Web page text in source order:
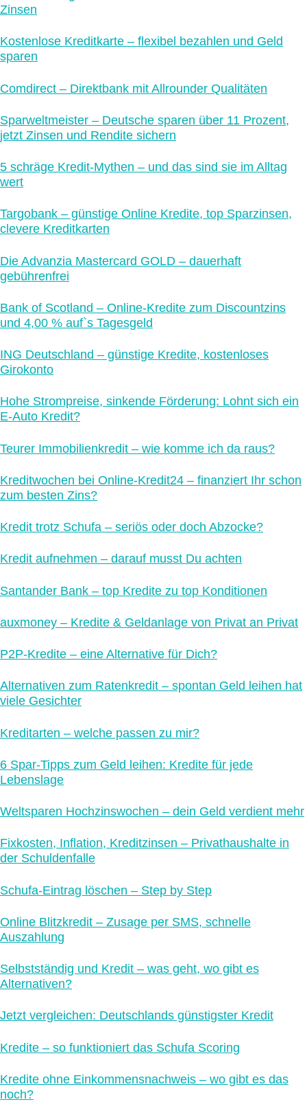
Zinsen
Kostenlose Kreditkarte – flexibel bezahlen und Geld
sparen
Comdirect – Direktbank mit Allrounder Qualitäten
Sparweltmeister – Deutsche sparen über 11 Prozent,
jetzt Zinsen und Rendite sichern
5 schräge Kredit-Mythen – und das sind sie im Alltag
wert
Targobank – günstige Online Kredite, top Sparzinsen,
clevere Kreditkarten
Die Advanzia Mastercard GOLD – dauerhaft
gebührenfrei
Bank of Scotland – Online-Kredite zum Discountzins
und 4,00 % auf`s Tagesgeld
ING Deutschland – günstige Kredite, kostenloses
Girokonto
Hohe Strompreise, sinkende Förderung: Lohnt sich ein
E-Auto Kredit?
Teurer Immobilienkredit – wie komme ich da raus?
Kreditwochen bei Online-Kredit24 – finanziert Ihr schon
zum besten Zins?
Kredit trotz Schufa – seriös oder doch Abzocke?
Kredit aufnehmen – darauf musst Du achten
Santander Bank – top Kredite zu top Konditionen
auxmoney – Kredite & Geldanlage von Privat an Privat
P2P-Kredite – eine Alternative für Dich?
Alternativen zum Ratenkredit – spontan Geld leihen hat
viele Gesichter
Kreditarten – welche passen zu mir?
6 Spar-Tipps zum Geld leihen: Kredite für jede
Lebenslage
Weltsparen Hochzinswochen – dein Geld verdient mehr
Fixkosten, Inflation, Kreditzinsen – Privathaushalte in
der Schuldenfalle
Schufa-Eintrag löschen – Step by Step
Online Blitzkredit – Zusage per SMS, schnelle
Auszahlung
Selbstständig und Kredit – was geht, wo gibt es
Alternativen?
Jetzt vergleichen: Deutschlands günstigster Kredit
Kredite – so funktioniert das Schufa Scoring
Kredite ohne Einkommensnachweis – wo gibt es das
noch?